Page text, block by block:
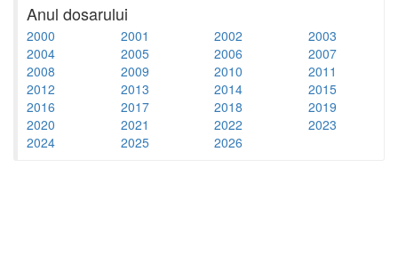
Anul dosarului
2000 2001 2002
2003
2004
2005 2006
2007
2008
2009 2010
2011
2012
2013 2014
2015
2016
2017 2018
2019
2020
2021 2022
2023
2024
2025 2026